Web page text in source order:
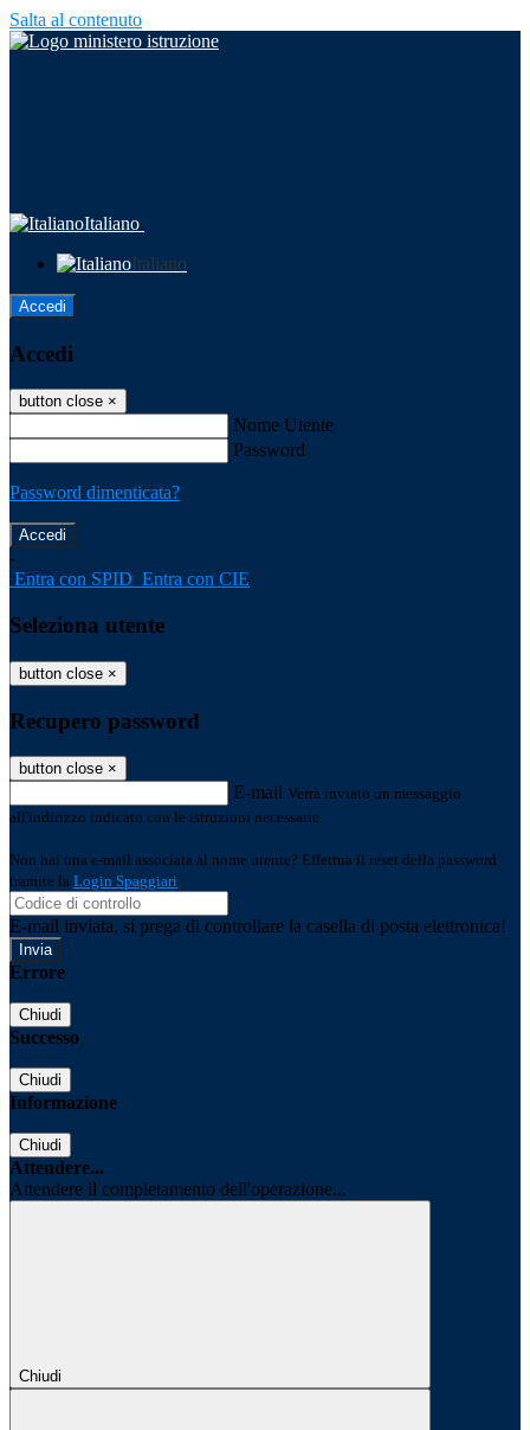
Salta al contenuto
Italiano
Italiano
Accedi
Accedi
button close ×
Nome Utente
Password
Password dimenticata?
-
Entra con SPID Entra con CIE
Seleziona utente
button close ×
Recupero password
button close ×
E-mail Verrà inviato un messaggio
all'indirizzo indicato con le istruzioni necessarie.
Non hai una e-mail associata al nome utente? Effettua il reset della password
tramite la Login Spaggiari
E-mail inviata, si prega di controllare la casella di posta elettronica!
Errore
Chiudi
Successo
Chiudi
Informazione
Chiudi
Attendere...
Attendere il completamento dell'operazione...
Chiudi